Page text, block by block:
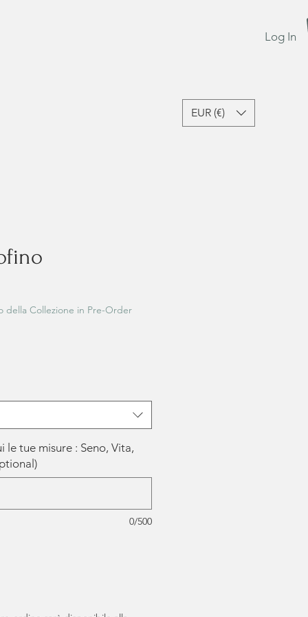
Log In
EUR (€)
della Collezione in Pre-Order
le tue misure : Seno, Vita,
0/500